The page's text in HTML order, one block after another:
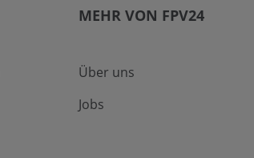
MEHR VON FPV24
Über uns
Jobs